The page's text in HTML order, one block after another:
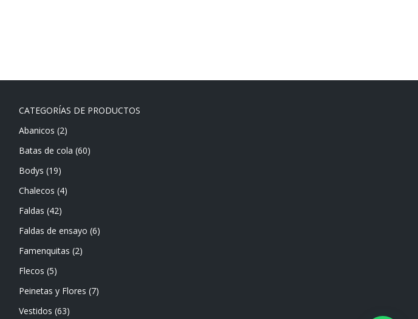
CATEGORÍAS DE PRODUCTOS
Abanicos (2)
Batas de cola (60)
Bodys (19)
Chalecos (4)
Faldas (42)
Faldas de ensayo (6)
Famenquitas (2)
Flecos (5)
Peinetas y Flores (7)
Vestidos (63)